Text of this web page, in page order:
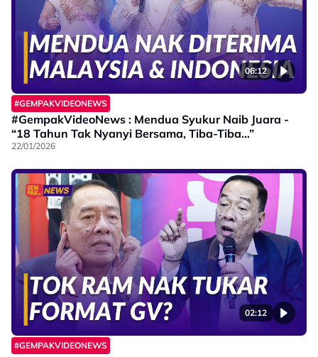
06:12
#GEMPAKVIDEONEWS
#GempakVideoNews : Mendua Syukur Naib Juara -
“18 Tahun Tak Nyanyi Bersama, Tiba-Tiba…”
22/01/2026
02:12
#GEMPAKVIDEONEWS